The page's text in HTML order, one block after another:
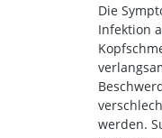
Die
Infektion
werden.